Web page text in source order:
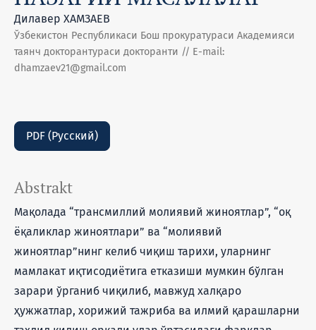
Дилавер ХАМЗАЕВ
Ўзбекистон Республикаси Бош прокуратураси Академияси
таянч докторантураси докторанти // E-mail:
dhamzaev21@gmail.com
PDF (Русский)
Abstrakt
Мақолада “трансмиллий молиявий жиноятлар”, “оқ
ёқаликлар жиноятлари” ва “молиявий
жиноятлар”нинг келиб чиқиш тарихи, уларнинг
мамлакат иқтисодиётига етказиши мумкин бўлган
зарари ўрганиб чиқилиб, мавжуд халқаро
ҳужжатлар, хорижий тажриба ва илмий қарашларни